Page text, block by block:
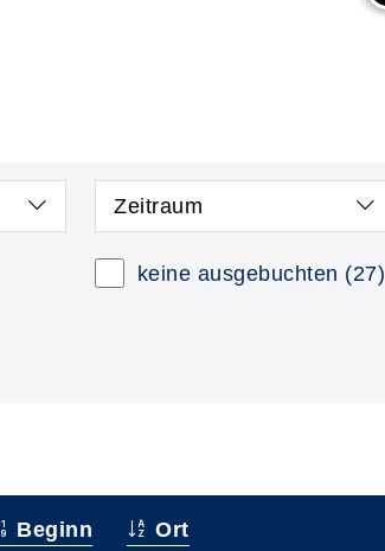
Zeitraum
keine ausgebuchten (27)
Beginn Ort